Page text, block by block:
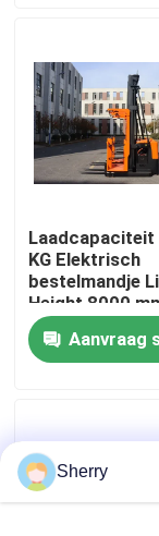
Ongeveer ons
Fabrieksreis
Contact de
bloggen
Laadcapaciteit
KG Elektrisch
bestelmandje
Height 8000
Curtis Brand
Control System
Aanvraag
Sherry